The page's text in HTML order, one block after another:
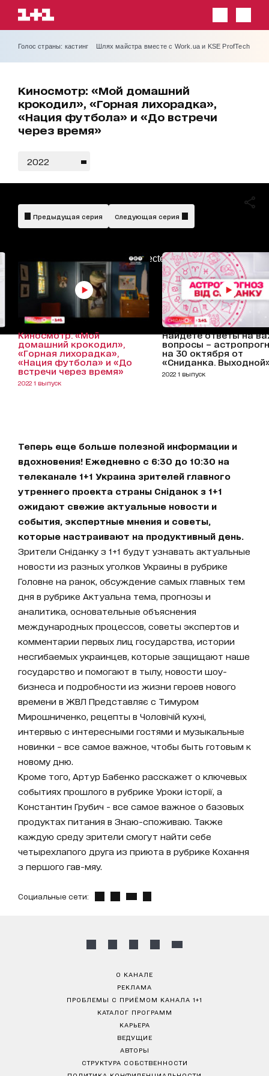
Голос страны: кастинг Шлях майстра вместе с Work.ua и KSE ProfTech
Киносмотр: «Мой домашний
крокодил», «Горная лихорадка»,
«Нация футбола» и «До встречи
через время»
2022
AdBlockDetected!
Предыдущая серия Следующая серия
Киносмотр: «Мой
домашний крокодил»,
«Горная лихорадка»,
«Нация футбола» и «До
встречи через время»
2022 1 выпуск
Найдете ответы на
вопросы –
на 30 октября от
«Сниданка.
2022 1 выпуск
Теперь еще больше полезной информации и
вдохновения! Ежедневно с 6:30 до 10:30 на
телеканале 1+1 Украина зрителей главного
утреннего проекта страны Сніданок з 1+1
ожидают свежие актуальные новости и
события, экспертные мнения и советы,
которые настраивают на продуктивный день.
Зрители Сніданку з 1+1 будут узнавать актуальные
новости из разных уголков Украины в рубрике
Головне на ранок, обсуждение самых главных тем
дня в рубрике Актуальна тема, прогнозы и
аналитика, основательные объяснения
международных процессов, советы экспертов и
комментарии первых лиц государства, истории
несгибаемых украинцев, которые защищают наше
государство и помогают в тылу, новости шоу-
бизнеса и подробности из жизни героев нового
времени в ЖВЛ Представляє с Тимуром
Мирошниченко, рецепты в Чоловічій кухні,
интервью с интересными гостями и музыкальные
новинки – все самое важное, чтобы быть готовым к
новому дню.
Кроме того, Артур Бабенко расскажет о ключевых
событиях прошлого в рубрике Уроки історії, а
Константин Грубич - все самое важное о базовых
продуктах питания в Знаю-споживаю. Также
каждую среду зрители смогут найти себе
четырехлапого друга из приюта в рубрике Кохання
з першого гав-мяу.
Социальные сети:
О КАНАЛЕ
РЕКЛАМА
ПРОБЛЕМЫ С ПРИЁМОМ КАНАЛА 1+1
КАТАЛОГ ПРОГРАММ
КАРЬЕРА
ВЕДУЩИЕ
АВТОРЫ
СТРУКТУРА СОБСТВЕННОСТИ